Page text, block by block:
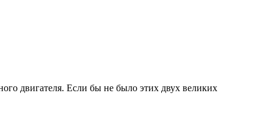
двигателя. Если бы не было этих двух великих